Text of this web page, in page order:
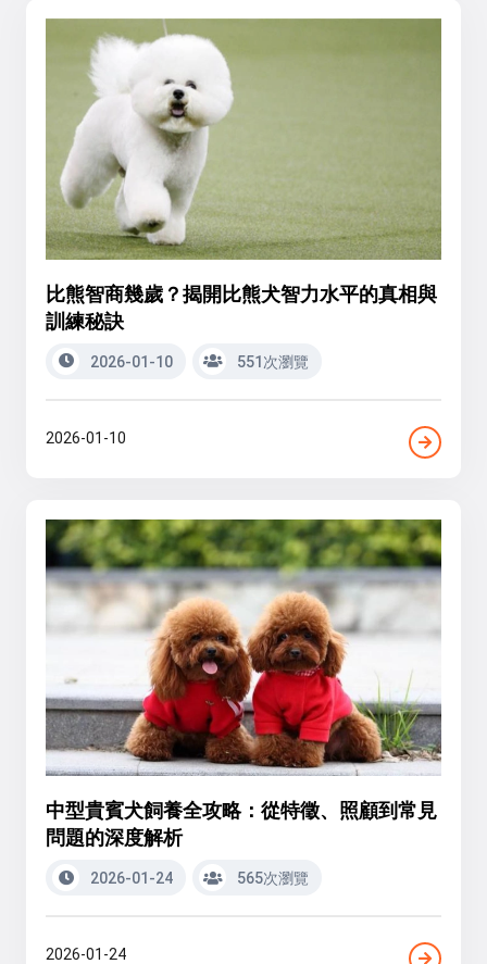
比熊智商幾歲？揭開比熊犬智力水平的真相與
訓練秘訣
2026-01-10 551次瀏覽
2026-01-10
中型貴賓犬飼養全攻略：從特徵、照顧到常見
問題的深度解析
2026-01-24 565次瀏覽
2026-01-24